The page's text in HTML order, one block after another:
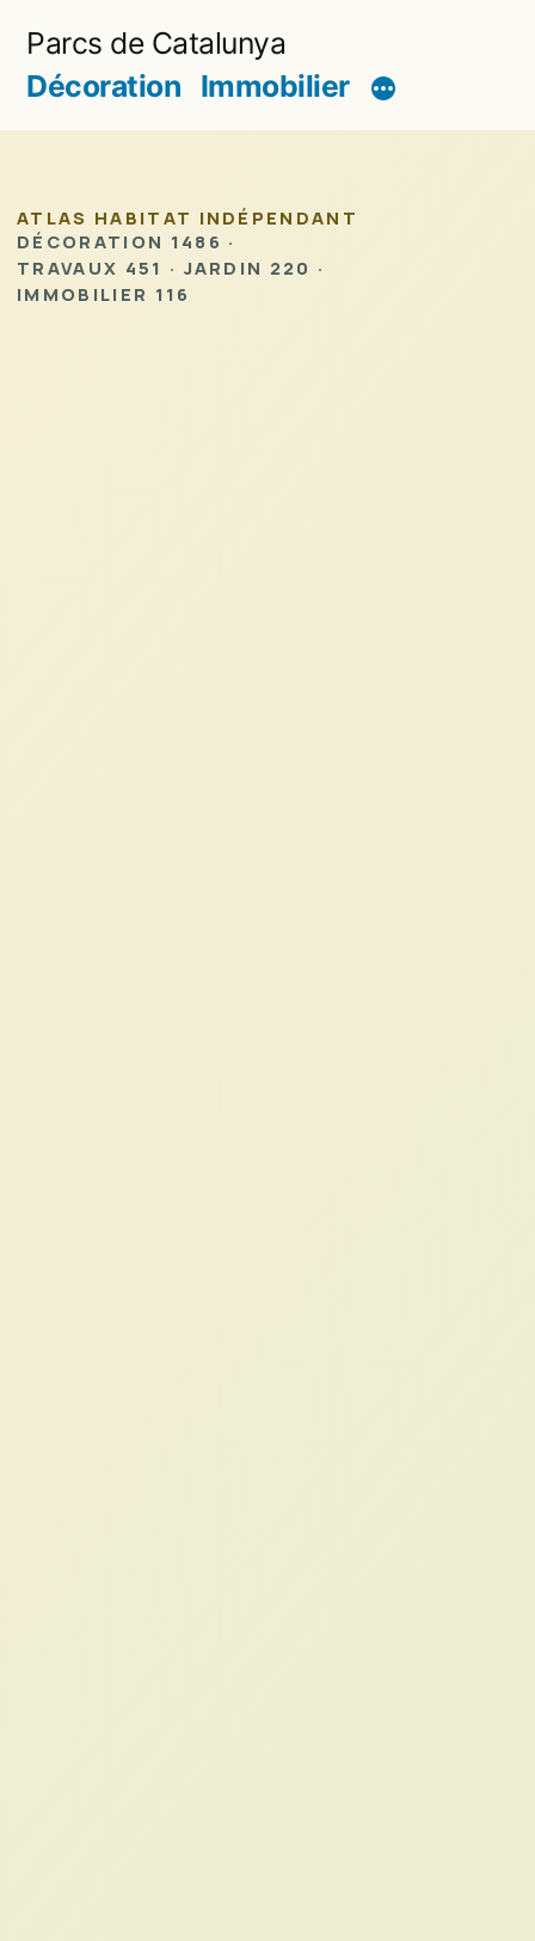
au
Parcs de Catalunya
Décoration Immobilier
ATLAS HABITAT INDÉPENDANT
DÉCORATION 1486 ·
TRAVAUX 451 · JARDIN 220 ·
IMMOBILIER 116